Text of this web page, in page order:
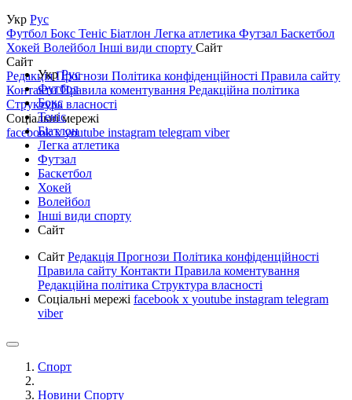
Укр Рус
Футбол Бокс Теніс Біатлон Легка атлетика Футзал Баскетбол
Хокей Волейбол Інші види спорту Сайт
Сайт
РедакціяПрогнози Політика конфіденційності Правила сайту
КонтактиПравила коментування Редакційна політика
Структура власності
Соціальні мережі
facebookxyoutube instagram telegram viber
УкрРус
Футбол
Бокс
Теніс
Біатлон
Легка атлетика
Футзал
Баскетбол
Хокей
Волейбол
Інші види спорту
Сайт
Сайт Редакція Прогнози Політика конфіденційності
Правила сайту Контакти Правила коментування
Редакційна політика Структура власності
Соціальні мережі facebook x youtube instagram telegram
viber
Спорт
Новини Спорту